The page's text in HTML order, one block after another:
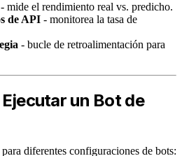
- mide el rendimiento real vs. predicho.
de API - monitorea la tasa de
- bucle de retroalimentación para
un Bot de
diferentes configuraciones de bots: